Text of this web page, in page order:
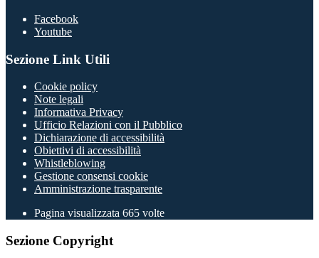
Facebook
Youtube
Sezione Link Utili
Cookie policy
Note legali
Informativa Privacy
Ufficio Relazioni con il Pubblico
Dichiarazione di accessibilità
Obiettivi di accessibilità
Whistleblowing
Gestione consensi cookie
Amministrazione trasparente
Pagina visualizzata 665 volte
Sezione Copyright